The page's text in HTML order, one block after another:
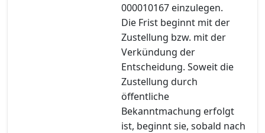
000010167 einzulegen.
Die Frist beginnt mit der
Zustellung bzw. mit der
Verkündung der
Entscheidung. Soweit die
Zustellung durch
öffentliche
Bekanntmachung erfolgt
ist, beginnt sie, sobald nach